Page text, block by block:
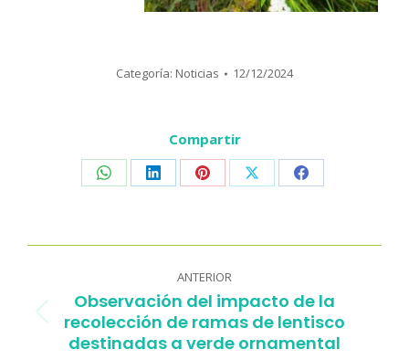
Categoría: Noticias 12/12/2024
Compartir
Share
WhatsApp
Share
LinkedIn
Share
Pinterest
Share
X
Share
Facebook
publicaciones
ANTERIOR
Publicación
anterior:
Observación del impacto de la
recolección de ramas de lentisco
destinadas a verde ornamental